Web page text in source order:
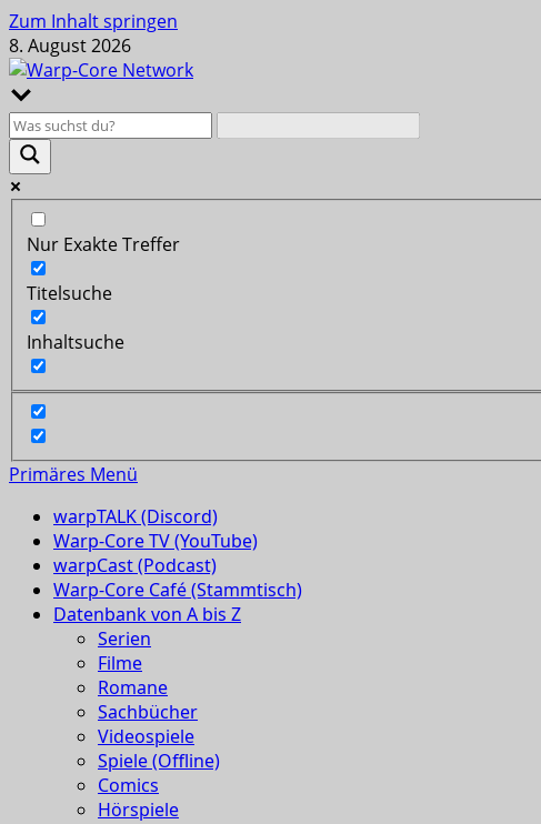
Zum Inhalt springen
8. August 2026
Nur Exakte Treffer
Titelsuche
Inhaltsuche
Primäres Menü
warpTALK (Discord)
Warp-Core TV (YouTube)
warpCast (Podcast)
Warp-Core Café (Stammtisch)
Datenbank von A bis Z
Serien
Filme
Romane
Sachbücher
Videospiele
Spiele (Offline)
Comics
Hörspiele